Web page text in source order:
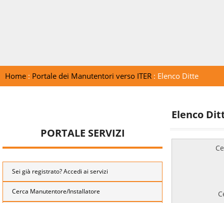
Home: Portale dei Manutentori verso ITER: Elenco Ditte
PORTALE SERVIZI
Sei già registrato? Accedi ai servizi
Cerca Manutentore/Installatore
Elenco